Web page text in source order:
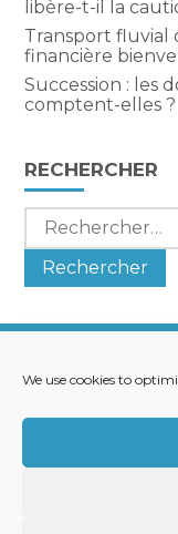
We use cookies to
libère-t-il la
Transport fluvial
financière
Succession : les
comptent-elles ?
RECHERCHER
Rechercher :
Principale
NOS